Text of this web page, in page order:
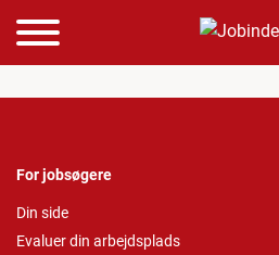
For jobsøgere
Din side
Evaluer din arbejdsplads